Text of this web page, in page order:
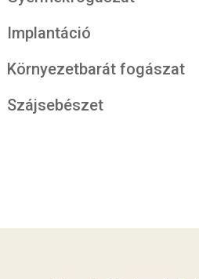
Implantáció
Környezetbarát fogászat
Szájsebészet